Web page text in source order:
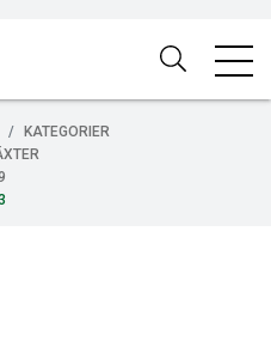
KATEGORIER